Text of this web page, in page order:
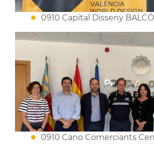
0910 Capital Disseny
0910 Cano Comerciants